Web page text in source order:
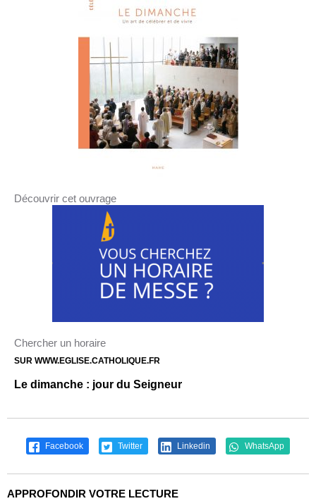
Découvrir cet ouvrage
Chercher un horaire
SUR WWW.EGLISE.CATHOLIQUE.FR
Le dimanche : jour du Seigneur
Facebook Twitter Linkedin WhatsApp
APPROFONDIR VOTRE LECTURE